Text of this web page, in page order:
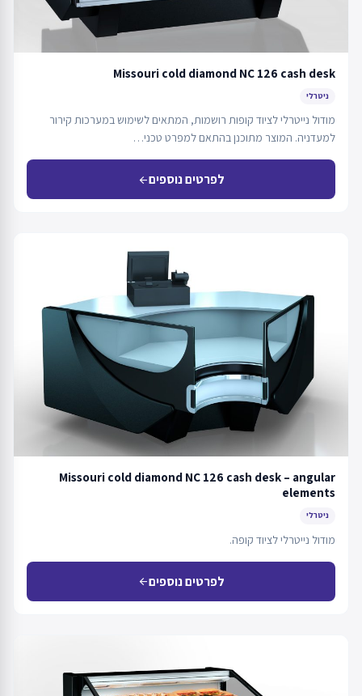
Missouri cold diamond NC 126 cash desk
ניטרלי
מודול נייטרלי לציוד קופות רושמות, המתאים לשימוש במערכות קירור
למעדניה. המוצר מתוכנן בהתאם למפרט טכני…
לפרטים נוספיםarrow_back
Missouri cold diamond NC 126 cash desk – angular
elements
ניטרלי
מודול נייטרלי לציוד קופה.
לפרטים נוספיםarrow_back